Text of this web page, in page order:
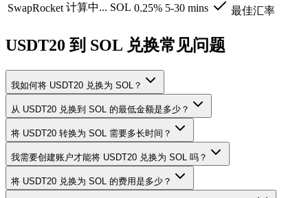
SwapRocket 计算中... SOL 0.25% 5-30 mins 最佳汇率
USDT20 到 SOL 兑换常见问题
我如何将 USDT20 兑换为 SOL？
从 USDT20 兑换到 SOL 的最低金额是多少？
将 USDT20 转换为 SOL 需要多长时间？
我需要创建账户才能将 USDT20 兑换为 SOL 吗？
将 USDT20 兑换为 SOL 的费用是多少？